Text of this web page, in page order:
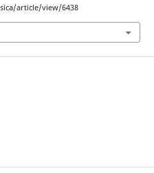
article/view/6438